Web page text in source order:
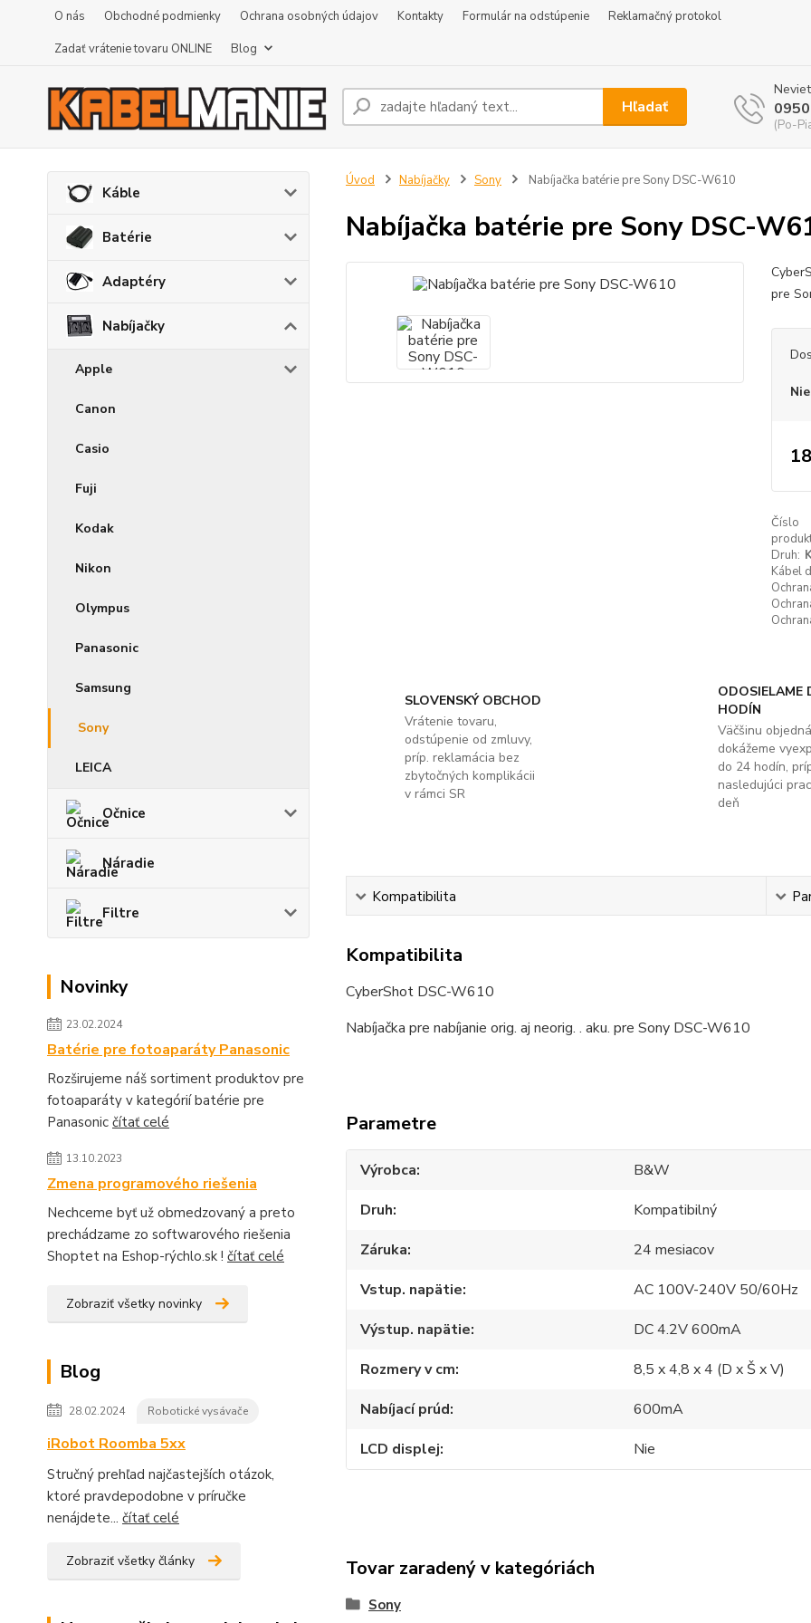
O nás Obchodné podmienky Ochrana osobných údajov Kontakty Formulár na odstúpenie
Reklamačný protokol
Zadať vrátenie tovaru ONLINE
Blog
Hľadať
(Po-
Káble
Batérie
Adaptéry
Nabíjačky
Apple
Canon
Casio
Fuji
Kodak
Nikon
Olympus
Panasonic
Samsung
Sony
LEICA
Očnice
Náradie
Filtre
Novinky
23.02.2024
Batérie pre fotoaparáty Panasonic
Rozširujeme náš sortiment produktov pre
fotoaparáty v kategórií batérie pre
Panasonic čítať celé
13.10.2023
Zmena programového riešenia
Nechceme byť už obmedzovaný a preto
prechádzame zo softwarového riešenia
Shoptet na Eshop-rýchlo.sk ! čítať celé
Zobraziť všetky novinky
Blog
28.02.2024 Robotické vysávače
iRobot Roomba 5xx
Stručný prehľad najčastejších otázok,
ktoré pravdepodobne v príručke
nenájdete... čítať celé
Zobraziť všetky články
Úvod Nabíjačky Sony Nabíjačka batérie pre Sony DSC-W610
Nabíjačka batérie pre Sony DSC-
pre
Číslo
Druh:
Kábel
SLOVENSKÝ OBCHOD
Vrátenie tovaru,
odstúpenie od zmluvy,
príp. reklamácia bez
zbytočných komplikácii
v rámci SR
ODOSIELAME
HODÍN
Väčšinu
dokážeme
do 24 hodín,
nasledujúci
deň
Kompatibilita
Kompatibilita
CyberShot DSC-W610
Nabíjačka pre nabíjanie orig. aj neorig. . aku. pre Sony DSC-W610
Parametre
Výrobca
B&W
Druh
Kompatibilný
Záruka
24 mesiacov
Vstup. napätie
AC 100V-240V 50/60Hz
Výstup. napätie
DC 4.2V 600mA
Rozmery v cm
8,5 x 4,8 x 4 (D x Š x V)
Nabíjací prúd
600mA
LCD displej
Nie
Tovar zaradený v kategóriách
Sony